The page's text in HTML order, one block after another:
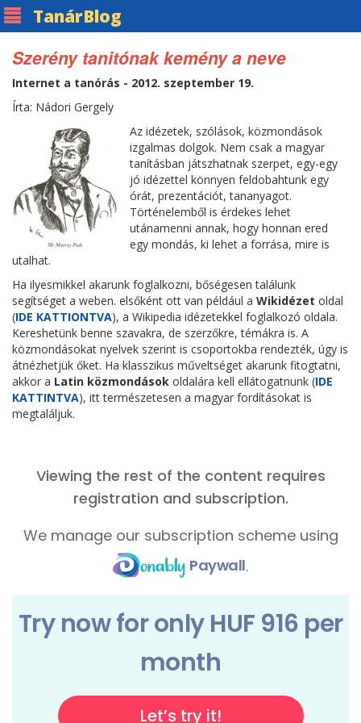
TanárBlog
Szerény tanitónak kemény a neve
Internet a tanórás - 2012. szeptember 19.
Írta: Nádori Gergely
Az idézetek, szólások, közmondások
izgalmas dolgok. Nem csak a magyar
tanításban játszhatnak szerpet, egy-egy
jó idézettel könnyen feldobahtunk egy
órát, prezentációt, tananyagot.
Történelemből is érdekes lehet
utánamenni annak, hogy honnan ered
egy mondás, ki lehet a forrása, mire is
utalhat.
Ha ilyesmikkel akarunk foglalkozni, bőségesen találunk
segítséget a weben. elsőként ott van például a Wikidézet oldal
(IDE KATTIONTVA), a Wikipedia idézetekkel foglalkozó oldala.
Kereshetünk benne szavakra, de szerzőkre, témákra is. A
közmondásokat nyelvek szerint is csoportokba rendezték, úgy is
átnézhetjük őket. Ha klasszikus műveltséget akarunk fitogtatni,
akkor a Latin közmondások oldalára kell ellátogatnunk (IDE
KATTINTVA), itt természetesen a magyar fordításokat is
megtaláljuk.